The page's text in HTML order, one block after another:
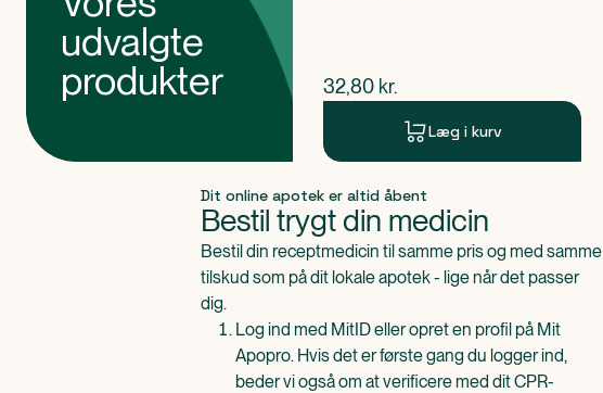
udvalgte
produkter
$nuværende pris
32,80 kr.
Læg i kurv
Dit online apotek er altid åbent
Bestil trygt din medicin
Bestil din receptmedicin til samme pris og med samme
tilskud som på dit lokale apotek - lige når det passer
dig.
Log ind med MitID eller opret en profil på Mit
Apopro. Hvis det er første gang du logger ind,
beder vi også om at verificere med dit CPR-